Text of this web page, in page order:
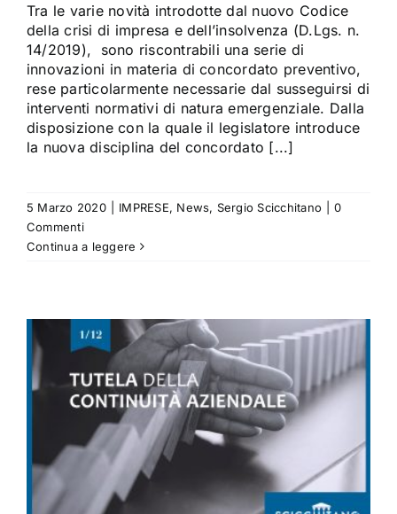
Tra le varie novità introdotte dal nuovo Codice
della crisi di impresa e dell’insolvenza (D.Lgs. n.
14/2019), sono riscontrabili una serie di
innovazioni in materia di concordato preventivo,
rese particolarmente necessarie dal susseguirsi di
interventi normativi di natura emergenziale. Dalla
disposizione con la quale il legislatore introduce
la nuova disciplina del concordato [...]
5 Marzo 2020 IMPRESE, News, Sergio Scicchitano
0
Commenti
Continua a leggere